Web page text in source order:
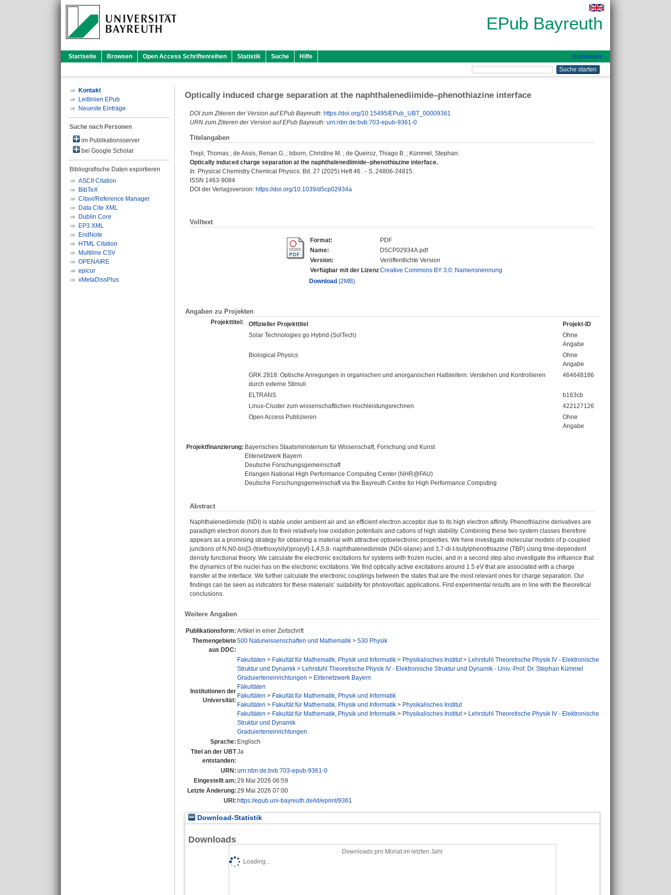
EPub Bayreuth
Startseite Browsen Open Access Schriftenreihen Statistik Suche Hilfe Anmelden
Kontakt
Leitlinien EPub
Neueste Einträge
Suche nach Personen
im Publikationsserver
bei Google Scholar
Bibliografische Daten exportieren
ASCII Citation
BibTeX
Citavi/Reference Manager
Data Cite XML
Dublin Core
EP3 XML
EndNote
HTML Citation
Multiline CSV
OPENAIRE
epicur
xMetaDissPlus
Optically induced charge separation at the naphthalenediimide–phenothiazine interface
DOI zum Zitieren der Version auf EPub Bayreuth: https://doi.org/10.15495/EPub_UBT_00009361
URN zum Zitieren der Version auf EPub Bayreuth: urn:nbn:de:bvb:703-epub-9361-0
Titelangaben
Trepl, Thomas ; de Assis, Renan G. ; Isborn, Christine M. ; de Queiroz, Thiago B. ; Kümmel, Stephan:
Optically induced charge separation at the naphthalenediimide–phenothiazine interface.
In: Physical Chemistry Chemical Physics. Bd. 27 (2025) Heft 46 . - S. 24806-24815.
ISSN 1463-9084
DOI der Verlagsversion: https://doi.org/10.1039/d5cp02934a
Volltext
Format:
PDF
Name:
D5CP02934A.pdf
Version:
Veröffentlichte Version
Verfügbar mit der LizenzCreative Commons BY 3.0: Namensnennung
Download (2MB)
Angaben zu Projekten
Projekttitel: Offizieller Projekttitel
Projekt-ID
Solar Technologies go Hybrid (SolTech)
Ohne
Angabe
Biological Physics
Ohne
Angabe
GRK 2818: Optische Anregungen in organischen und anorganischen Halbleitern: Verstehen und Kontrollieren
durch externe Stimuli
464648186
ELTRANS
b163cb
Linux-Cluster zum wissenschaftlichen Hochleistungsrechnen
422127126
Open Access Publizieren
Ohne
Angabe
Projektfinanzierung: Bayerisches Staatsministerium für Wissenschaft, Forschung und Kunst
Elitenetzwerk Bayern
Deutsche Forschungsgemeinschaft
Erlangen National High Performance Computing Center (NHR@FAU)
Deutsche Forschungsgemeinschaft via the Bayreuth Centre for High Performance Computing
Abstract
Naphthalenediimide (NDI) is stable under ambient air and an efficient electron acceptor due to its high electron affinity. Phenothiazine derivatives are
paradigm electron donors due to their relatively low oxidation potentials and cations of high stability. Combining these two system classes therefore
appears as a promising strategy for obtaining a material with attractive optoelectronic properties. We here investigate molecular models of p-coupled
junctions of N,N0-bis[3-(triethoxysilyl)propyl]-1,4,5,8- naphthalenediimide (NDI-silane) and 3,7-di-t-butylphenothiazine (TBP) using time-dependent
density functional theory. We calculate the electronic excitations for systems with frozen nuclei, and in a second step also investigate the influence that
the dynamics of the nuclei has on the electronic excitations. We find optically active excitations around 1.5 eV that are associated with a charge
transfer at the interface. We further calculate the electronic couplings between the states that are the most relevant ones for charge separation. Our
findings can be seen as indicators for these materials’ suitability for photovoltaic applications. First experimental results are in line with the theoretical
conclusions.
Weitere Angaben
Publikationsform: Artikel in einer Zeitschrift
Themengebiete
aus DDC:
500 Naturwissenschaften und Mathematik > 530 Physik
Institutionen der
Universität:
Fakultäten > Fakultät für Mathematik, Physik und Informatik > Physikalisches Institut> Lehrstuhl Theoretische Physik IV - Elektronische
Struktur und Dynamik > Lehrstuhl Theoretische Physik IV - Elektronische Struktur und Dynamik - Univ.-Prof. Dr. Stephan Kümmel
Graduierteneinrichtungen > Elitenetzwerk Bayern
Fakultäten
Fakultäten > Fakultät für Mathematik, Physik und Informatik
Fakultäten > Fakultät für Mathematik, Physik und Informatik > Physikalisches Institut
Fakultäten > Fakultät für Mathematik, Physik und Informatik > Physikalisches Institut> Lehrstuhl Theoretische Physik IV - Elektronische
Struktur und Dynamik
Graduierteneinrichtungen
Sprache: Englisch
Titel an der UBT
entstanden:
Ja
URN: urn:nbn:de:bvb:703-epub-9361-0
Eingestellt am: 29 Mai 2026 06:59
Letzte Änderung: 29 Mai 2026 07:00
URI: https://epub.uni-bayreuth.de/id/eprint/9361
Download-Statistik
Downloads
Downloads pro Monat im letzten Jahr
Loading...